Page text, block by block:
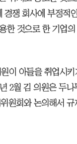
쟁 회사에 부정적
한 것으로 한 기업
이 아들을 취업시
2월 김 의원은 두
원회와 논의해서